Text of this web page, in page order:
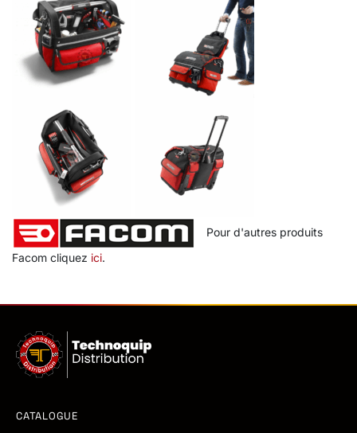
Pour d'autres produits
Facom cliquez ici.
CATALOGUE